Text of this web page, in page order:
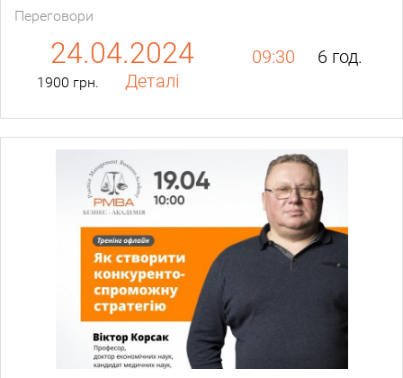
Переговори
24.04.2024 09:30 6 год.
1900 грн. Деталі